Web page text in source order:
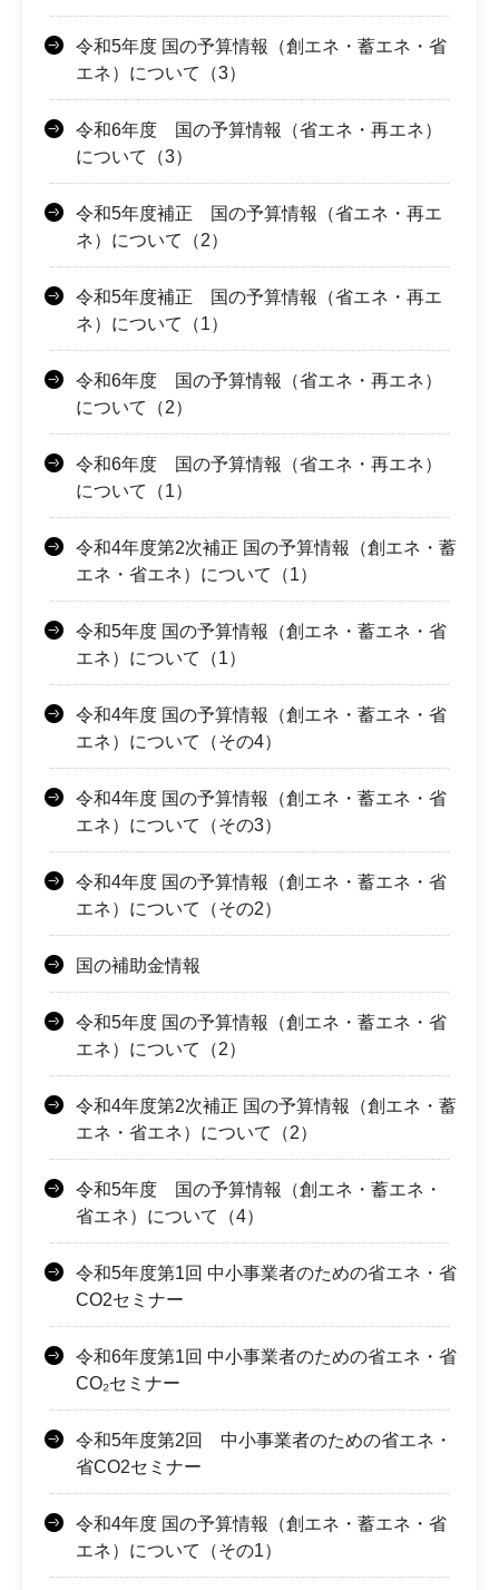
令和5年度 国の予算情報（創エネ・蓄エネ・省
エネ）について（3）
令和6年度 国の予算情報（省エネ・再エネ）
について（3）
令和5年度補正 国の予算情報（省エネ・再エ
ネ）について（2）
令和5年度補正 国の予算情報（省エネ・再エ
ネ）について（1）
令和6年度 国の予算情報（省エネ・再エネ）
について（2）
令和6年度 国の予算情報（省エネ・再エネ）
について（1）
令和4年度第2次補正 国の予算情報（創エネ・蓄
エネ・省エネ）について（1）
令和5年度 国の予算情報（創エネ・蓄エネ・省
エネ）について（1）
令和4年度 国の予算情報（創エネ・蓄エネ・省
エネ）について（その4）
令和4年度 国の予算情報（創エネ・蓄エネ・省
エネ）について（その3）
令和4年度 国の予算情報（創エネ・蓄エネ・省
エネ）について（その2）
国の補助金情報
令和5年度 国の予算情報（創エネ・蓄エネ・省
エネ）について（2）
令和4年度第2次補正 国の予算情報（創エネ・蓄
エネ・省エネ）について（2）
令和5年度 国の予算情報（創エネ・蓄エネ・
省エネ）について（4）
令和5年度第1回 中小事業者のための省エネ・省
CO2セミナー
令和6年度第1回 中小事業者のための省エネ・省
CO₂セミナー
令和5年度第2回 中小事業者のための省エネ・
省CO2セミナー
令和4年度 国の予算情報（創エネ・蓄エネ・省
エネ）について（その1）